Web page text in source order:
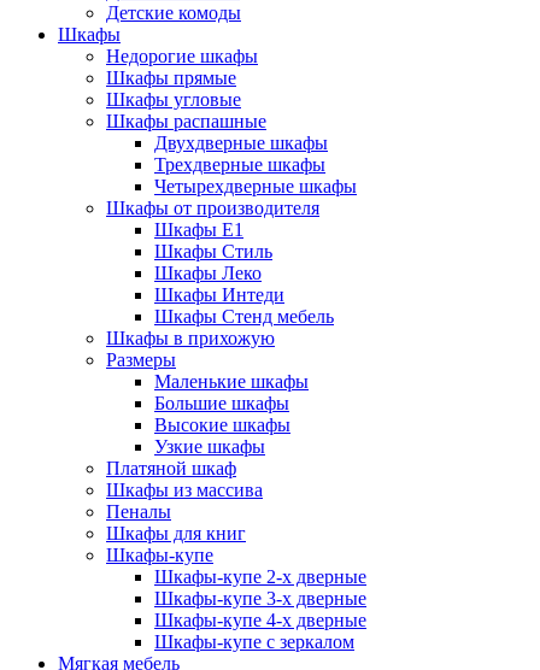
Детские комоды
Шкафы
Недорогие шкафы
Шкафы прямые
Шкафы угловые
Шкафы распашные
Двухдверные шкафы
Трехдверные шкафы
Четырехдверные шкафы
Шкафы от производителя
Шкафы E1
Шкафы Стиль
Шкафы Леко
Шкафы Интеди
Шкафы Стенд мебель
Шкафы в прихожую
Размеры
Маленькие шкафы
Большие шкафы
Высокие шкафы
Узкие шкафы
Платяной шкаф
Шкафы из массива
Пеналы
Шкафы для книг
Шкафы-купе
Шкафы-купе 2-х дверные
Шкафы-купе 3-х дверные
Шкафы-купе 4-х дверные
Шкафы-купе с зеркалом
Мягкая мебель